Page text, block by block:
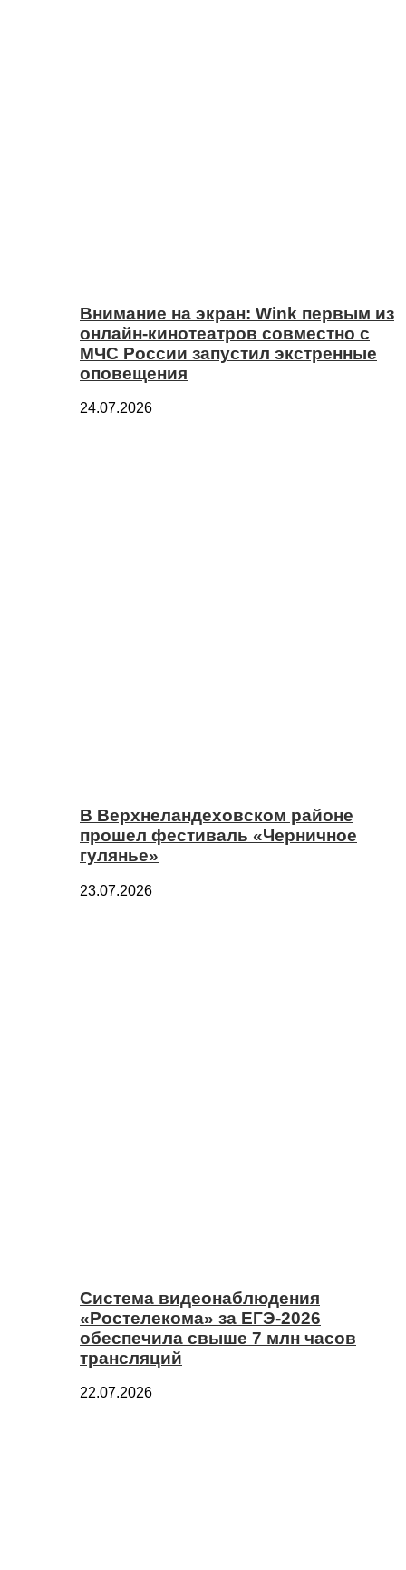
Внимание на экран: Wink первым из
онлайн-кинотеатров совместно с
МЧС России запустил экстренные
оповещения
24.07.2026
В Верхнеландеховском районе
прошел фестиваль «Черничное
гулянье»
23.07.2026
Система видеонаблюдения
«Ростелекома» за ЕГЭ-2026
обеспечила свыше 7 млн часов
трансляций
22.07.2026